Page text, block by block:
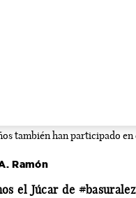
también han participado
Ramón
el Júcar de